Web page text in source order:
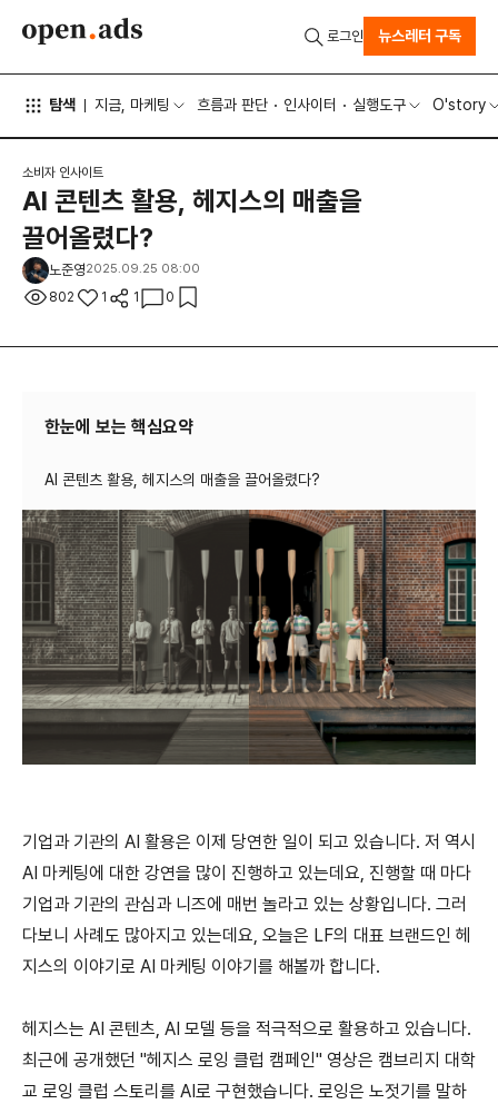
탐색 지금, 마케팅 흐름과 판단 인사이터 실행도구 O'story
로그인 뉴스레터 구독
소비자 인사이트
AI 콘텐츠 활용, 헤지스의 매출을
끌어올렸다?
노준영2025.09.25 08:00
802 1 1 0
한눈에 보는 핵심요약
기업과 기관의 AI 활용은 이제 당연한 일이 되고 있습니다. 저 역시
AI 마케팅에 대한 강연을 많이 진행하고 있는데요, 진행할 때 마다
기업과 기관의 관심과 니즈에 매번 놀라고 있는 상황입니다. 그러
다보니 사례도 많아지고 있는데요, 오늘은 LF의 대표 브랜드인 헤
지스의 이야기로 AI 마케팅 이야기를 해볼까 합니다.
헤지스는 AI 콘텐츠, AI 모델 등을 적극적으로 활용하고 있습니다.
최근에 공개했던 "헤지스 로잉 클럽 캠페인" 영상은 캠브리지 대학
교 로잉 클럽 스토리를 AI로 구현했습니다. 로잉은 노젓기를 말하